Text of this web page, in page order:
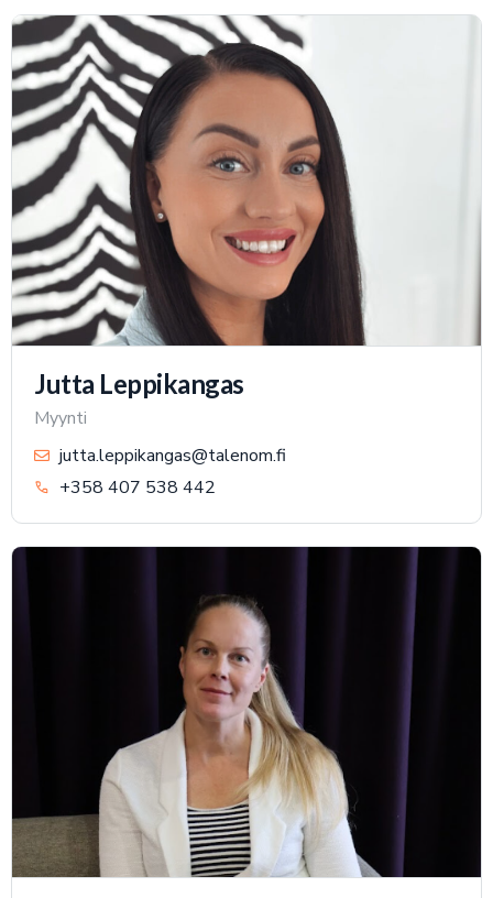
Jutta Leppikangas
Myynti
jutta.leppikangas@talenom.fi
+358 407 538 442